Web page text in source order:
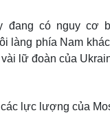
đang có nguy
làng phía Nam
lữ đoàn của
lực lượng của